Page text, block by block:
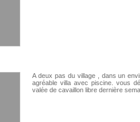
A deux pas du village , dans un
agréable villa avec piscine. vous
valée de cavaillon libre dernière